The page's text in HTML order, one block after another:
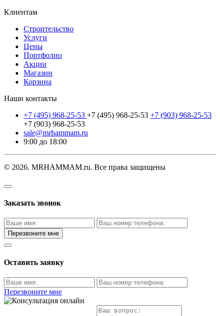
Клиентам
Строительство
Услуги
Цены
Портфолио
Акции
Магазин
Корзина
Наши контакты
+7 (495) 968-25-53 +7 (495) 968-25-53 +7 (903) 968-25-53
+7 (903) 968-25-53
sale@mrhammam.ru
9:00 до 18:00
© 2026. MRHAMMAM.ru. Все права защищены
Заказать звонок
Перезвоните мне
Оставить заявку
Перезвоните мне